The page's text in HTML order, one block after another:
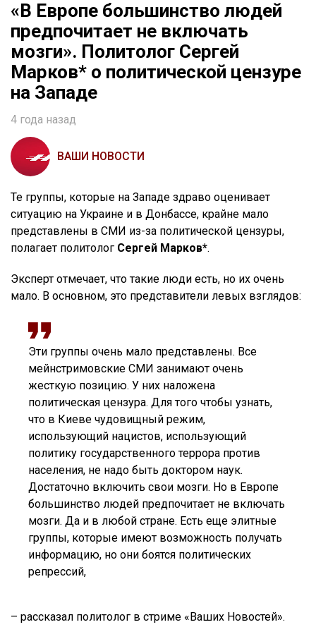
«В Европе большинство людей
предпочитает не включать
мозги». Политолог Сергей
Марков* о политической цензуре
на Западе
4 года назад
ВАШИ НОВОСТИ
Те группы, которые на Западе здраво оценивает
ситуацию на Украине и в Донбассе, крайне мало
представлены в СМИ из-за политической цензуры,
полагает политолог Сергей Марков*.
Эксперт отмечает, что такие люди есть, но их очень
мало. В основном, это представители левых взглядов:
Эти группы очень мало представлены. Все
мейнстримовские СМИ занимают очень
жесткую позицию. У них наложена
политическая цензура. Для того чтобы узнать,
что в Киеве чудовищный режим,
использующий нацистов, использующий
политику государственного террора против
населения, не надо быть доктором наук.
Достаточно включить свои мозги. Но в Европе
большинство людей предпочитает не включать
мозги. Да и в любой стране. Есть еще элитные
группы, которые имеют возможность получать
информацию, но они боятся политических
репрессий,
– рассказал политолог в стриме «Ваших Новостей».